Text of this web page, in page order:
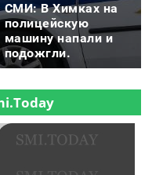
СМИ: В Химках на
полицейскую
машину напали и
подожгли.